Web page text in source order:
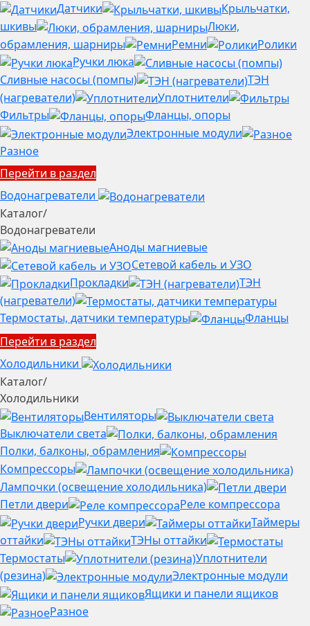
Датчики
Крыльчатки,
шкивы
Люки,
обрамления, шарниры
Ремни
Ролики
Ручки люка
Сливные насосы (помпы)
ТЭН
(нагреватели)
Уплотнители
Фильтры
Фланцы, опоры
Электронные модули
Разное
Перейти в раздел
Водонагреватели
Каталог/
Водонагреватели
Аноды магниевые
Сетевой кабель и УЗО
Прокладки
ТЭН
(нагреватели)
Термостаты, датчики температуры
Фланцы
Перейти в раздел
Холодильники
Каталог/
Холодильники
Вентиляторы
Выключатели света
Полки, балконы, обрамления
Компрессоры
Лампочки (освещение холодильника)
Петли двери
Реле компрессора
Ручки двери
Таймеры
оттайки
ТЭНы оттайки
Термостаты
Уплотнители
(резина)
Электронные модули
Ящики и панели ящиков
Разное